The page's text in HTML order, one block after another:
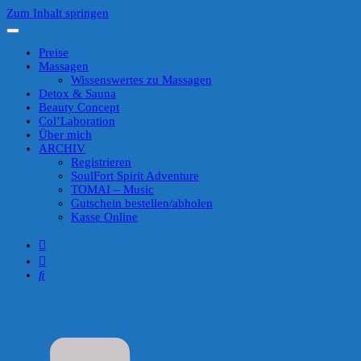
Zum Inhalt springen
Preise
Massagen
Wissenswertes zu Massagen
Detox & Sauna
Beauty Concept
Col’Laboration
Über mich
ARCHIV
Registrieren
SoulFort Spirit Adventure
TOMAI – Music
Gutschein bestellen/abholen
Kasse Online